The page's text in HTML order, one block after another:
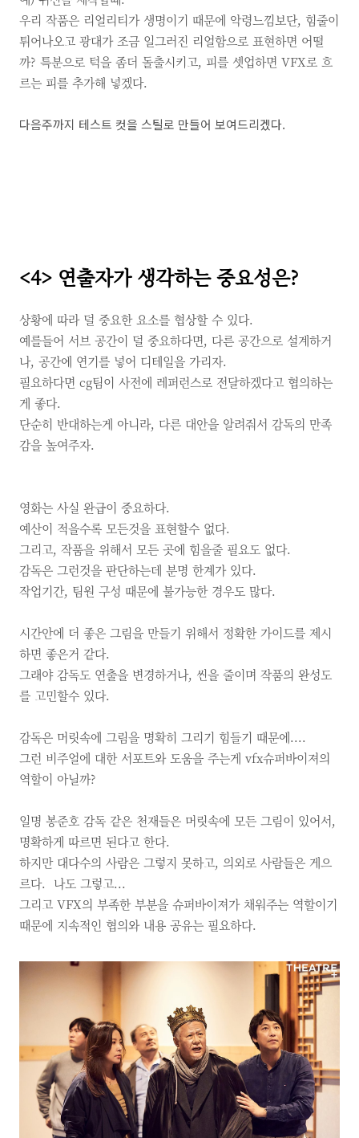
우리 작품은 리얼리티가 생명이기 때문에 악령느낌보단, 힘줄이
튀어나오고 광대가 조금 일그러진 리얼함으로 표현하면 어떨
까? 특분으로 턱을 좀더 돌출시키고, 피를 셋업하면 VFX로 흐
르는 피를 추가해 넣겠다.
다음주까지 테스트 컷을 스틸로 만들어 보여드리겠다.
<4> 연출자가 생각하는 중요성은?
상황에 따라 덜 중요한 요소를 협상할 수 있다.
예를들어 서브 공간이 덜 중요하다면, 다른 공간으로 설계하거
나, 공간에 연기를 넣어 디테일을 가리자.
필요하다면 cg팀이 사전에 레퍼런스로 전달하겠다고 협의하는
게 좋다.
단순히 반대하는게 아니라, 다른 대안을 알려줘서 감독의 만족
감을 높여주자.
영화는 사실 완급이 중요하다.
예산이 적을수록 모든것을 표현할수 없다.
그리고, 작품을 위해서 모든 곳에 힘을줄 필요도 없다.
감독은 그런것을 판단하는데 분명 한계가 있다.
작업기간, 팀원 구성 때문에 불가능한 경우도 많다.
시간안에 더 좋은 그림을 만들기 위해서 정확한 가이드를 제시
하면 좋은거 같다.
그래야 감독도 연출을 변경하거나, 씬을 줄이며 작품의 완성도
를 고민할수 있다.
감독은 머릿속에 그림을 명확히 그리기 힘들기 때문에....
그런 비주얼에 대한 서포트와 도움을 주는게 vfx슈퍼바이져의
역할이 아닐까?
일명 봉준호 감독 같은 천재들은 머릿속에 모든 그림이 있어서,
명확하게 따르면 된다고 한다.
하지만 대다수의 사람은 그렇지 못하고, 의외로 사람들은 게으
르다.
나도 그렇고...
그리고 VFX의 부족한 부분을 슈퍼바이져가 채워주는 역할이기
때문에 지속적인 협의와 내용 공유는 필요하다.